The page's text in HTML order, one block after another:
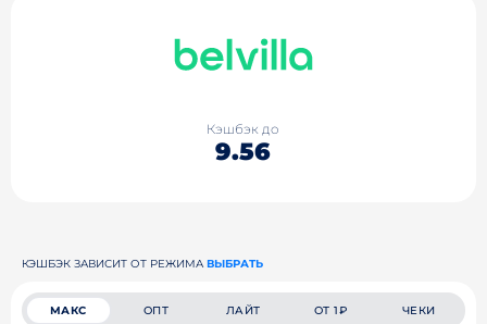
Кэшбэк до
9.56
КЭШБЭК ЗАВИСИТ ОТ РЕЖИМА ВЫБРАТЬ
МАКС ОПТ ЛАЙТ ОТ 1₽ ЧЕКИ